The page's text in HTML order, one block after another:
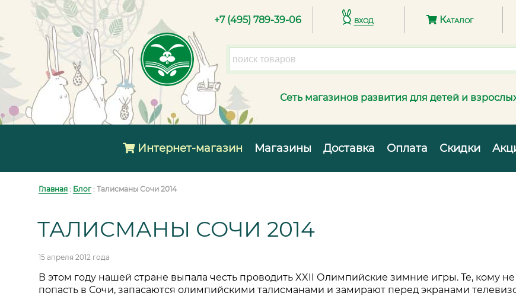
+7 (495) 789-39-06 вход Каталог
Сеть магазинов развития для детей и
Интернет-магазин Магазины Доставка Оплата Скидки
Главная : Блог: Талисманы Сочи 2014
ТАЛИСМАНЫ СОЧИ 2014
15 апреля 2012 года
В этом году нашей стране выпала честь проводить XXII Олимпийские зимние игры. Те, кому не
попасть в Сочи, запасаются олимпийскими талисманами и замирают перед экранами